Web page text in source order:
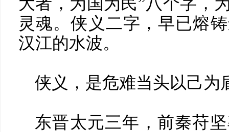
灵魂。侠义二字，早已熔
汉江的水波。
侠义，是危难当头以己为
东晋太元三年，前秦苻